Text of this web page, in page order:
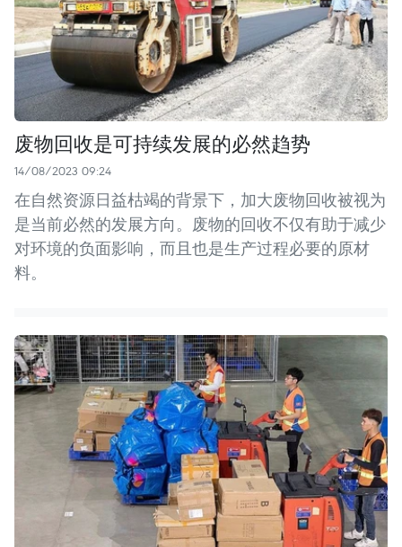
废物回收是可持续发展的必然趋势
14/08/2023 09:24
在自然资源日益枯竭的背景下，加大废物回收被视为
是当前必然的发展方向。废物的回收不仅有助于减少
对环境的负面影响，而且也是生产过程必要的原材
料。